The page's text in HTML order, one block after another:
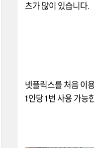
츠가 많이 있습니다.
넷플릭스를 처음 이
1인당 1번 사용 가능